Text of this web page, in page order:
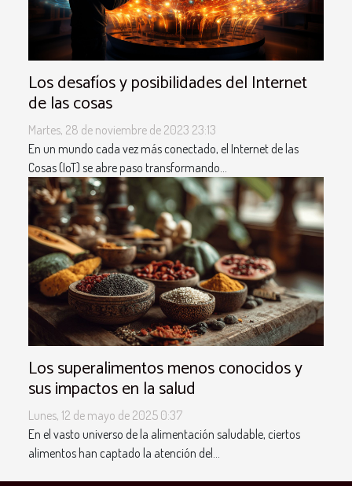
Los desafíos y posibilidades del Internet
de las cosas
Martes, 28 de noviembre de 2023 23:13
En un mundo cada vez más conectado, el Internet de las
Cosas (IoT) se abre paso transformando...
Los superalimentos menos conocidos y
sus impactos en la salud
Lunes, 12 de mayo de 2025 0:37
En el vasto universo de la alimentación saludable, ciertos
alimentos han captado la atención del...